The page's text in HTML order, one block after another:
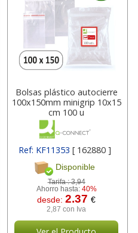
Bolsas plástico autocierre
100x150mm minigrip 10x15
cm 100 u
Ref: KF11353 [ 162880 ]
Disponible
Tarifa :3,94
Ahorro hasta: 40%
desde:2.37€
2,87 con Iva